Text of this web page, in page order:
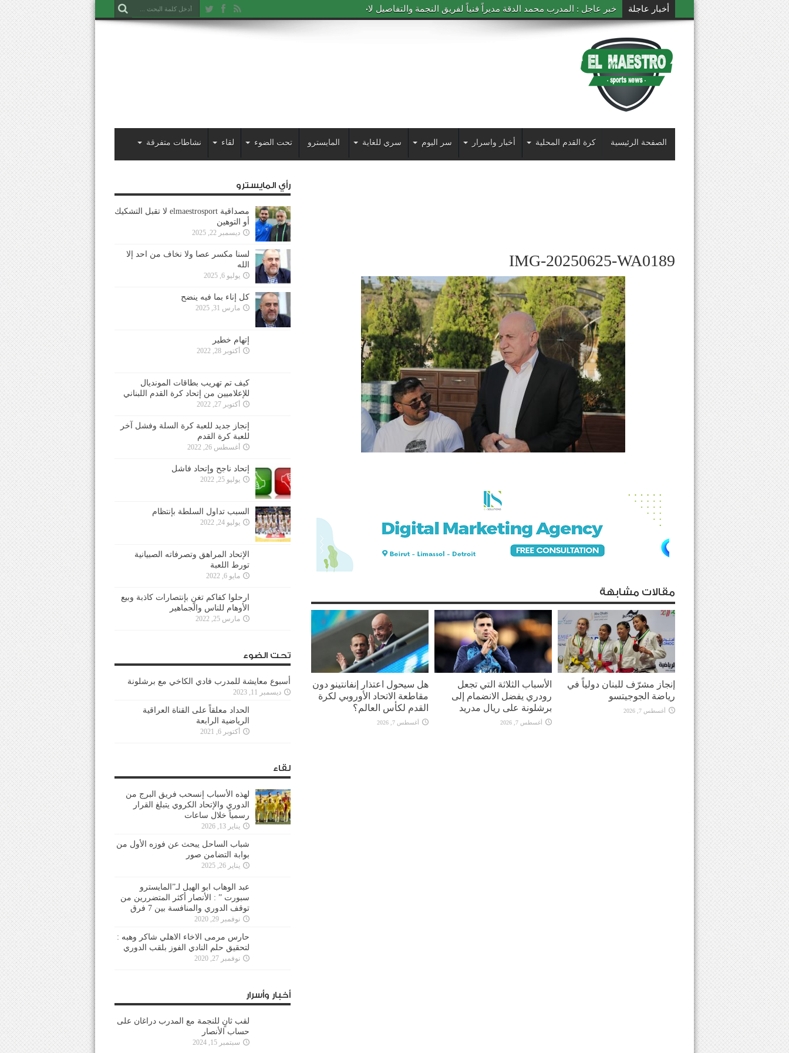
أخبار عاجلة خبر عاجل : المدرب محمد الدقة مديراً فنياً لفريق النجمة والتفاصيل لاحقاً
الصفحة الرئيسية كرة القدم المحلية أخبار واسرار سر اليوم سري للغاية المايسترو تحت الضوء لقاء نشاطات متفرقة
IMG-20250625-WA0189
مقالات مشابهة
إنجاز مشرّف للبنان دولياً في
رياضة الجوجيتسو
أغسطس 7, 2026
الأسباب الثلاثة التي تجعل
رودري يفضل الانضمام إلى
برشلونة على ريال مدريد
أغسطس 7, 2026
هل سيحول اعتذار إنفانتينو دون
مقاطعة الاتحاد الأوروبي لكرة
القدم لكأس العالم؟
أغسطس 7, 2026
رأي المايسترو
مصداقية elmaestrosport لا تقبل التشكيك
أو التوهين
ديسمبر 22, 2025
لسنا مكسر عصا ولا نخاف من احد إلا
الله
يوليو 6, 2025
كل إناء بما فيه ينضح
مارس 31, 2025
إتهام خطير
أكتوبر 28, 2022
كيف تم تهريب بطاقات المونديال
للإعلاميين من إتحاد كرة القدم اللبناني
أكتوبر 27, 2022
إنجاز جديد للعبة كرة السلة وفشل آخر
للعبة كرة القدم
أغسطس 26, 2022
إتحاد ناجح وإتحاد فاشل
يوليو 25, 2022
السبب تداول السلطة بإنتظام
يوليو 24, 2022
الإتحاد المراهق وتصرفاته الصبيانية
تورط اللعبة
مايو 6, 2022
ارحلوا كفاكم تغنٍ بإنتصارات كاذبة وبيع
الأوهام للناس والجماهير
مارس 25, 2022
تحت الضوء
أسبوع معايشة للمدرب فادي الكاخي مع برشلونة
ديسمبر 11, 2023
الحداد معلقاً على القناة العراقية
الرياضية الرابعة
أكتوبر 6, 2021
لقاء
لهذه الأسباب إنسحب فريق البرج من
الدوري والإتحاد الكروي يتبلغ القرار
رسمياً خلال ساعات
يناير 13, 2026
شباب الساحل يبحث عن فوزه الأول من
بوابة التضامن صور
يناير 26, 2025
عبد الوهاب ابو الهيل لـ”المايسترو
سبورت ” : الأنصار أكثر المتضررين من
توقف الدوري والمنافسة بين 7 فرق
نوفمبر 29, 2020
حارس مرمى الاخاء الاهلي شاكر وهبه :
لتحقيق حلم النادي الفوز بلقب الدوري
نوفمبر 27, 2020
أخبار وأسرار
لقب ثانٍ للنجمة مع المدرب دراغان على
حساب الأنصار
سبتمبر 15, 2024